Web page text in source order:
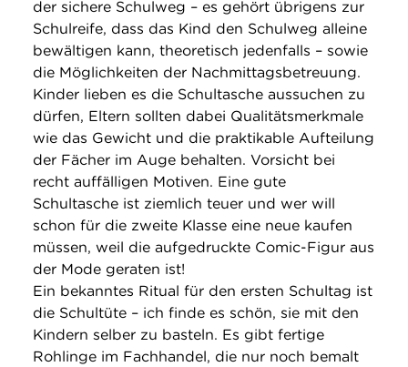
der sichere Schulweg – es gehört übrigens zur
Schulreife, dass das Kind den Schulweg alleine
bewältigen kann, theoretisch jedenfalls – sowie
die Möglichkeiten der Nachmittagsbetreuung.
Kinder lieben es die Schultasche aussuchen zu
dürfen, Eltern sollten dabei Qualitätsmerkmale
wie das Gewicht und die praktikable Aufteilung
der Fächer im Auge behalten. Vorsicht bei
recht auffälligen Motiven. Eine gute
Schultasche ist ziemlich teuer und wer will
schon für die zweite Klasse eine neue kaufen
müssen, weil die aufgedruckte Comic-Figur aus
der Mode geraten ist!
Ein bekanntes Ritual für den ersten Schultag ist
die Schultüte – ich finde es schön, sie mit den
Kindern selber zu basteln. Es gibt fertige
Rohlinge im Fachhandel, die nur noch bemalt